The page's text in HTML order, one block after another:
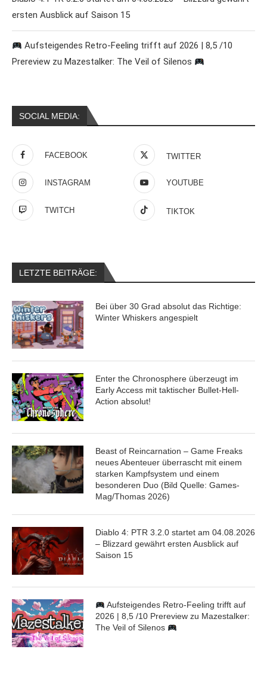
ersten Ausblick auf Saison 15
Aufsteigendes Retro-Feeling trifft auf 2026 | 8,5 /10
Prereview zu Mazestalker: The Veil of Silenos
SOCIAL MEDIA:
FACEBOOK TWITTER
INSTAGRAM YOUTUBE
TWITCH TIKTOK
LETZTE BEITRÄGE:
Bei über 30 Grad absolut das Richtige:
Winter Whiskers angespielt
Enter the Chronosphere überzeugt im
Early Access mit taktischer Bullet-Hell-
Action absolut!
Beast of Reincarnation – Game Freaks
neues Abenteuer überrascht mit einem
starken Kampfsystem und einem
besonderen Duo (Bild Quelle: Games-
Mag/Thomas 2026)
Diablo 4: PTR 3.2.0 startet am 04.08.2026
– Blizzard gewährt ersten Ausblick auf
Saison 15
Aufsteigendes Retro-Feeling trifft auf
2026 | 8,5 /10 Prereview zu Mazestalker:
The Veil of Silenos